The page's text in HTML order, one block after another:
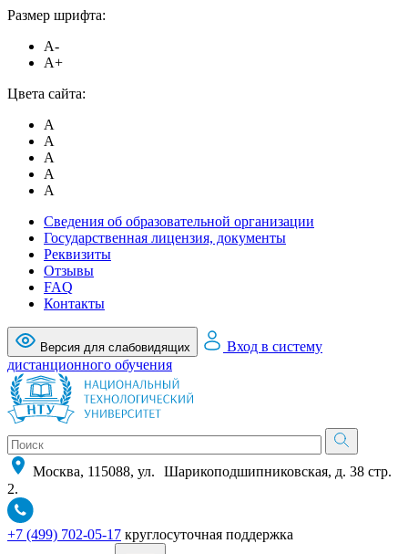
Размер шрифта:
A-
A+
Цвета сайта:
A
A
A
A
A
Сведения об образовательной организации
Государственная лицензия, документы
Реквизиты
Отзывы
FAQ
Контакты
Версия для слабовидящих
Вход в систему
дистанционного обучения
Москва, 115088, ул. Шарикоподшипниковская, д. 38 стр.
2.
+7 (499) 702-05-17 круглосуточная поддержка